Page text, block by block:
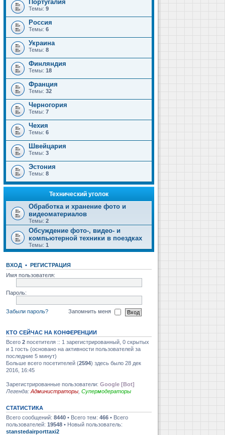
Португалия
Темы: 9
Россия
Темы: 6
Украина
Темы: 8
Финляндия
Темы: 18
Франция
Темы: 32
Черногория
Темы: 7
Чехия
Темы: 6
Швейцария
Темы: 3
Эстония
Темы: 8
Технический уголок
Обработка и хранение фото и
видеоматериалов
Темы: 2
Обсуждение фото-, видео- и
компьютерной техники в поездках
Темы: 1
ВХОД • РЕГИСТРАЦИЯ
Имя пользователя:
Пароль:
Забыли пароль? Запомнить меня
КТО СЕЙЧАС НА КОНФЕРЕНЦИИ
Всего 2 посетителя :: 1 зарегистрированный, 0 скрытых
и 1 гость (основано на активности пользователей за
последние 5 минут)
Больше всего посетителей (2594) здесь было 28 дек
2016, 16:45
Зарегистрированные пользователи: Google [Bot]
Легенда: Администраторы Супермодераторы
СТАТИСТИКА
Всего сообщений: 8440 • Всего тем: 466 • Всего
пользователей: 19548 • Новый пользователь:
stanstedairporttaxi2